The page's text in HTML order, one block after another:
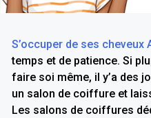
S’occuper de ses cheveux
temps et de patience. Si
faire soi même, il y’a des
un salon de coiffure et
Les salons de coiffures